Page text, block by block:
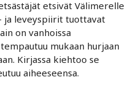
etsivät Välimerelle
ja leveyspiirit tuottavat
on vanhoissa
mukaan hurjaan
Kirjassa kiehtoo se
aiheeseensa.